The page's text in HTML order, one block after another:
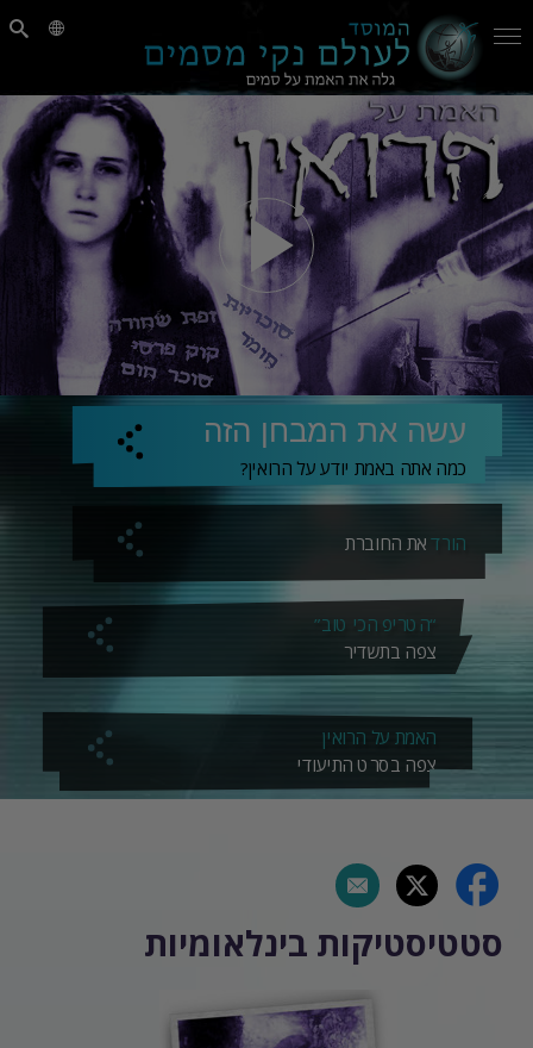
עשה את המבחן הזה
כמה אתה באמת יודע על הרואין?
הורדאת החוברת
“הטריפ הכי טוב”
צפה בתשדיר
האמת על הרואין
צפה בסרט התיעודי
סטטיסטיקות בינלאומיות